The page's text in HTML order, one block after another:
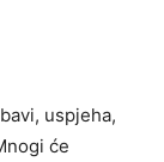
uspjeha,
će